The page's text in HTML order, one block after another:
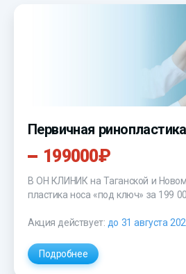
Первичная
199000₽
В ОН КЛИНИК на Таганской и
пластика носа «под ключ» за 199
Акция действует: до 31 августа
Подробнее